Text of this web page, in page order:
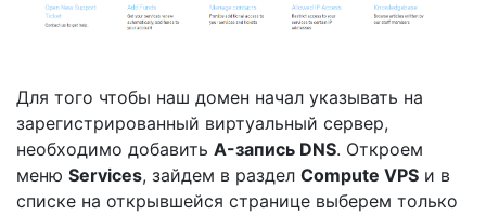
Для того чтобы наш домен начал указывать на
зарегистрированный виртуальный сервер,
необходимо добавить A-запись DNS. Откроем
меню Services, зайдем в раздел Compute VPS и в
списке на открывшейся странице выберем только